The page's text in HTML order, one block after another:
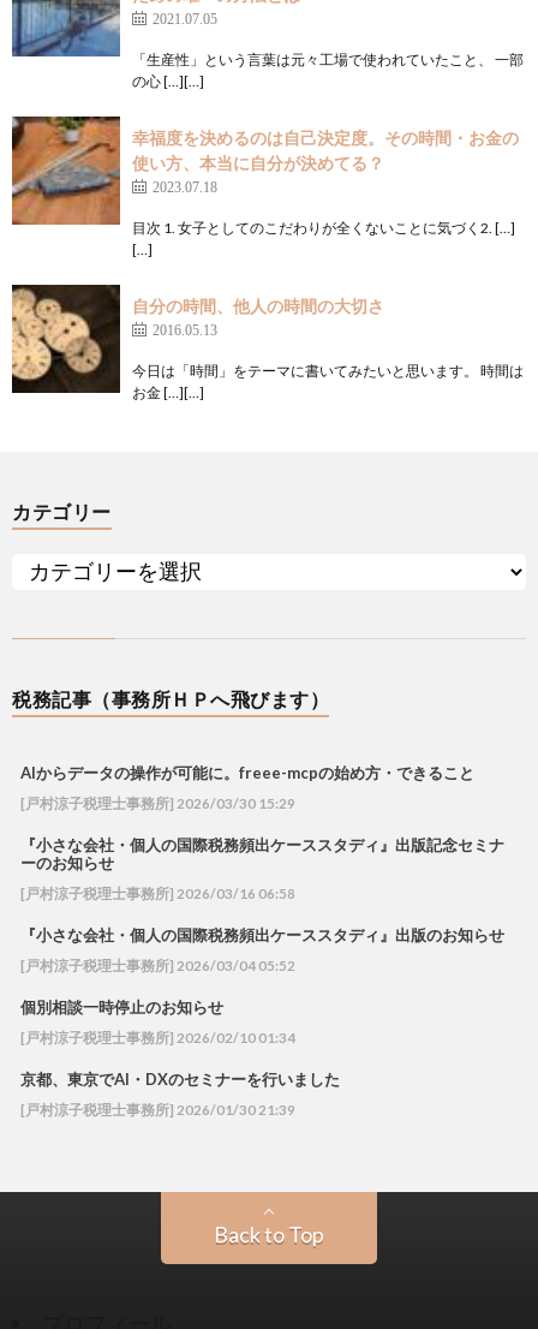
2021.07.05
「生産性」という言葉は元々工場で使われていたこと、 一部
の心 […][…]
幸福度を決めるのは自己決定度。その時間・お金の
使い方、本当に自分が決めてる？
2023.07.18
目次 1. 女子としてのこだわりが全くないことに気づく2. […]
[…]
自分の時間、他人の時間の大切さ
2016.05.13
今日は「時間」をテーマに書いてみたいと思います。 時間は
お金 […][…]
カテゴリー
税務記事（事務所ＨＰへ飛びます）
AIからデータの操作が可能に。freee-mcpの始め方・できること
[戸村涼子税理士事務所] 2026/03/30 15:29
『小さな会社・個人の国際税務頻出ケーススタディ』出版記念セミナ
ーのお知らせ
[戸村涼子税理士事務所] 2026/03/16 06:58
『小さな会社・個人の国際税務頻出ケーススタディ』出版のお知らせ
[戸村涼子税理士事務所] 2026/03/04 05:52
個別相談一時停止のお知らせ
[戸村涼子税理士事務所] 2026/02/10 01:34
京都、東京でAI・DXのセミナーを行いました
[戸村涼子税理士事務所] 2026/01/30 21:39
Back to Top